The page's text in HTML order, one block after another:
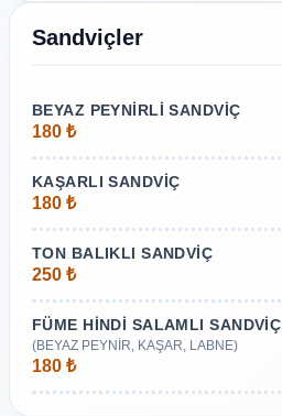
Sandviçler
BEYAZ PEYNİRLİ SANDVİÇ
180 ₺
KAŞARLI SANDVİÇ
180 ₺
TON BALIKLI SANDVİÇ
250 ₺
FÜME HİNDİ SALAMLI SANDVİÇ
(BEYAZ PEYNİR, KAŞAR, LABNE)
180 ₺